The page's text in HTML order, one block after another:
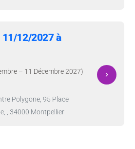
12/2027 à
– 11 Décembre 2027)
Polygone, 95 Place
, 34000 Montpellier
navigate_next